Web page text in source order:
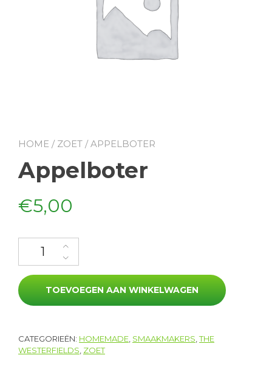
HOME / ZOET / APPELBOTER
Appelboter
€5,00
Appelboter aantal
TOEVOEGEN AAN WINKELWAGEN
CATEGORIEËN: HOMEMADE SMAAKMAKERS ,THE
WESTERFIELDS ZOET